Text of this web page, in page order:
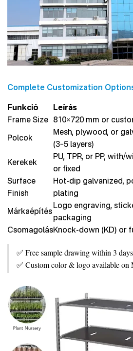
Complete Customization
Funkció
Leírás
Frame Size 810×720 mm or
Polcok
Mesh, plywood, or
(3–5 layers)
Kerekek
PU, TPR, or PP, with/
or fixed
Surface
Finish
Hot-dip galvanized,
plating
Márkaépítés
Logo engraving,
packaging
CsomagolásKnock-down (KD) or
✅ Free sample drawing within 3 days
✅ Custom color & logo available on